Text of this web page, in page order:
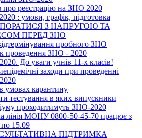
про реєстрацію на ЗНО 2020
: умови, графік, підготовка
З НАПРУГОЮ ТА
ПЕРЕД ЗНО
пробного ЗНО
проведення ЗНО - 2020
До уваги учнів 11-х класів!
заходи при проведенні
умовах карантину
тестування в яких випускники
проходитимуть ЗНО-2020
лінія МОНУ 0800-50-45-70 працює з
15.09
ПІДТРИМКА